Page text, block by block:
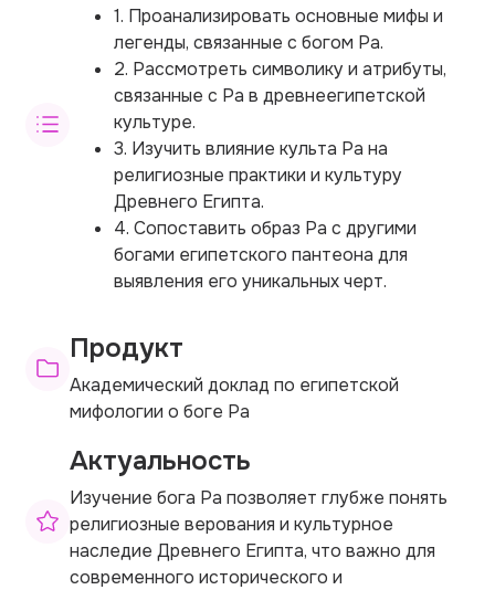
1. Проанализировать основные мифы и
легенды, связанные с богом Ра.
2. Рассмотреть символику и атрибуты,
связанные с Ра в древнеегипетской
культуре.
3. Изучить влияние культа Ра на
религиозные практики и культуру
Древнего Египта.
4. Сопоставить образ Ра с другими
богами египетского пантеона для
выявления его уникальных черт.
Продукт
Академический доклад по египетской
мифологии о боге Ра
Актуальность
Изучение бога Ра позволяет глубже понять
религиозные верования и культурное
наследие Древнего Египта, что важно для
современного исторического и